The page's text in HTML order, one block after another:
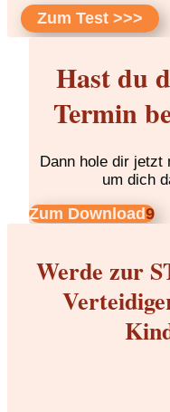
Zum Test >>>
Hast du
Termin
Dann hole dir
um dich
Zum Download
Werde zur